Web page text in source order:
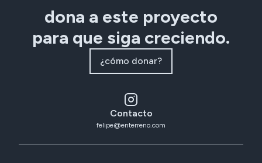
dona a este proyecto
para que siga creciendo.
¿cómo donar?
Contacto
felipe@enterreno.com